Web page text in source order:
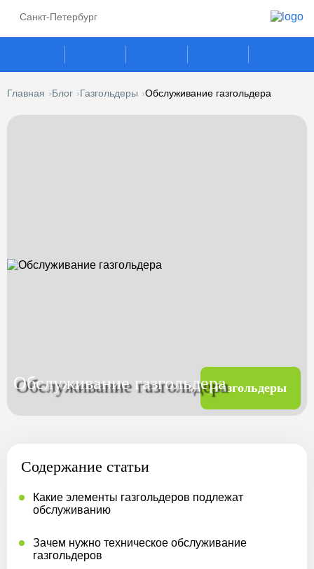
Санкт-Петербург
КЕСОНЫ
АРЕНДА ГАЗГОЛЬДЕРОВ
КАЛЬКУЛЯТОР ГАЗГОЛЬДЕРА
КАЛЬКУЛЯТОР СЕПТИКОВ
О КОМПАНИИ
Главная Блог Газгольдеры Обслуживание газгольдера
Газгольдеры
Обслуживание газгольдера
Содержание статьи
Какие элементы газгольдеров подлежат
обслуживанию
Зачем нужно техническое обслуживание
газгольдеров